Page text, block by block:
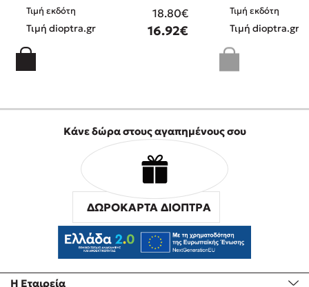
Τιμή εκδότη 18.80€
Τιμή dioptra.gr 16.92€
Τιμή εκδότη
Τιμή dioptra.gr
Η Εταιρεία
Κάνε δώρα στους αγαπημένους σου
ΔΩΡΟΚΑΡΤΑ ΔΙΟΠΤΡΑ